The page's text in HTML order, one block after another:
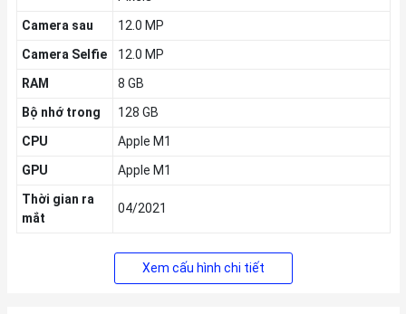
Camera sau
12.0 MP
Camera Selfie
12.0 MP
RAM
8 GB
Bộ nhớ trong
128 GB
CPU
Apple M1
GPU
Apple M1
Thời gian ra
mắt
04/2021
Giảm thêm 5% tối đa200k
Xem cấu hình chi tiết